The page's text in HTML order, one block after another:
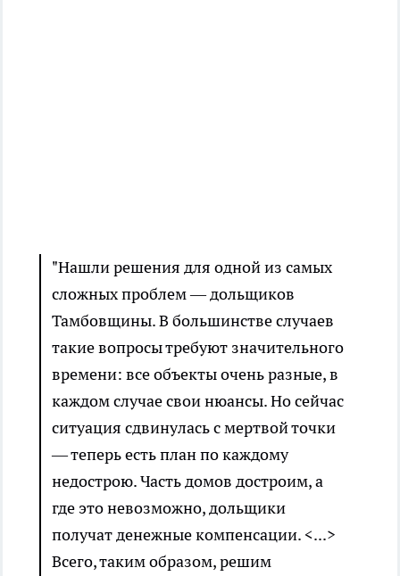
"Нашли решения для одной из самых
сложных проблем — дольщиков
Тамбовщины. В большинстве случаев
такие вопросы требуют значительного
времени: все объекты очень разные, в
каждом случае свои нюансы. Но сейчас
ситуация сдвинулась с мертвой точки
— теперь есть план по каждому
недострою. Часть домов достроим, а
где это невозможно, дольщики
получат денежные компенсации. <...>
Всего, таким образом, решим